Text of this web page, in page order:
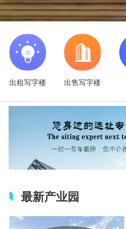
出租写字楼 出售写字楼
最新产业园